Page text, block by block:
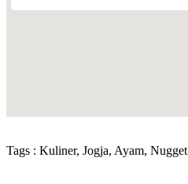
Tags : Kuliner, Jogja, Ayam, Nugget